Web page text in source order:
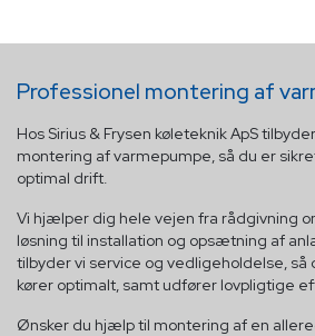
Professionel montering af
Hos Sirius & Frysen køleteknik ApS
montering af varmepumpe, så du er
optimal drift.
Vi hjælper dig hele vejen fra rådgivning
løsning til installation og opsætning af
tilbyder vi service og vedligeholdelse, så
kører optimalt, samt udfører lovpligtige
Ønsker du hjælp til montering af en